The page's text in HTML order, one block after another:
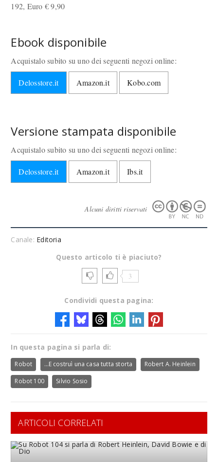
192, Euro €9,90
Ebook disponibile
Acquistalo subito su uno dei seguenti negozi online:
Delosstore.it Amazon.it Kobo.com
Versione stampata disponibile
Acquistalo subito su uno dei seguenti negozi online:
Delosstore.it Amazon.it Ibs.it
Alcuni diritti riservati
Canale: Editoria
Questo articolo ti è piaciuto?
3
Condividi questa pagina:
In questa pagina si parla di:
Robot …E costruì una casa tutta storta Robert A. Heinlein
Robot 100 Silvio Sosio
ARTICOLI CORRELATI